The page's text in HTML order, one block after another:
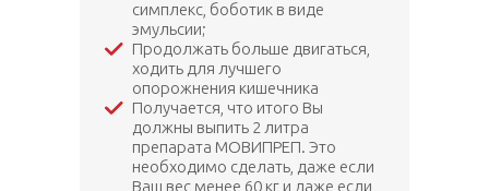
симплекс, боботик в виде
эмульсии;
Продолжать больше двигаться,
ходить для лучшего
опорожнения кишечника
Получается, что итого Вы
должны выпить 2 литра
препарата МОВИПРЕП. Это
необходимо сделать, даже если
Ваш вес менее 60 кг и даже если